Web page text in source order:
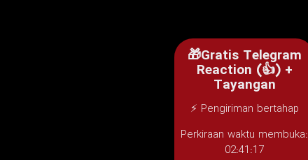
🎁Gratis Telegram
Reaction (👍) +
Tayangan
⚡ Pengiriman bertahap
Perkiraan waktu membuka:
02:41:17